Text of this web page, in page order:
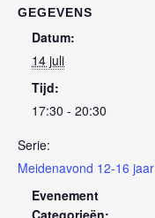
GEGEVENS
Datum:
14 juli
Tijd:
17:30 - 20:30
Serie:
Meidenavond 12-16 jaar
Evenement
Categorieën: